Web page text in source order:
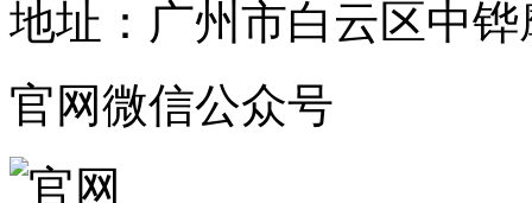
地址：广州市白云区中
官网微信公众号